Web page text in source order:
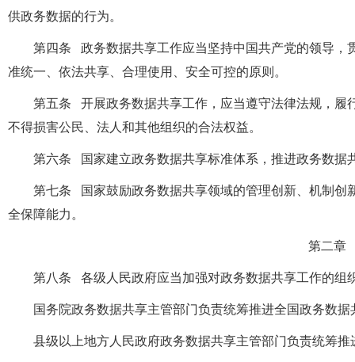
供政务数据的行为。
第四条 政务数据共享工作应当坚持中国共产党的领导，
准统一、依法共享、合理使用、安全可控的原则。
第五条 开展政务数据共享工作，应当遵守法律法规，履
不得损害公民、法人和其他组织的合法权益。
第六条 国家建立政务数据共享标准体系，推进政务数据
第七条 国家鼓励政务数据共享领域的管理创新、机制创
全保障能力。
第二章
第八条 各级人民政府应当加强对政务数据共享工作的组
国务院政务数据共享主管部门负责统筹推进全国政务数据
县级以上地方人民政府政务数据共享主管部门负责统筹